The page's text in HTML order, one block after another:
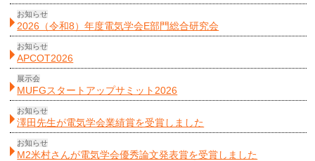
お知らせ
2026（令和8）年度電気学会E部門総合研究会
お知らせ
APCOT2026
展示会
MUFGスタートアップサミット2026
お知らせ
澤田先生が電気学会業績賞を受賞しました
お知らせ
M2米村さんが電気学会優秀論文発表賞を受賞しました